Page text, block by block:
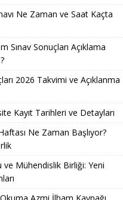
Ne Zaman ve Saat Kaçta
Sınav Sonuçları Açıklama
2026 Takvimi ve Açıklanma
Kayıt Tarihleri ve Detayları
Ne Zaman Başlıyor?
Mühendislik Birliği: Yeni